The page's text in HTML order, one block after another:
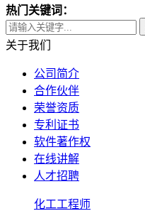
热门关键词：
关于我们
公司简介
合作伙伴
荣誉资质
专利证书
软件著作权
在线讲解
人才招聘
化工工程师